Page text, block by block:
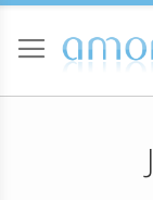
to
Content